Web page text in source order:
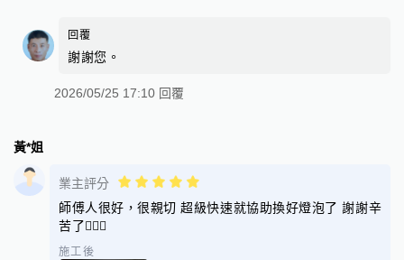
回覆
謝謝您。
2026/05/25 17:10 回覆
黃*姐
業主評分
師傅人很好，很親切 超級快速就協助換好燈泡了 謝謝辛
苦了🙇🏻‍♀️
施工後